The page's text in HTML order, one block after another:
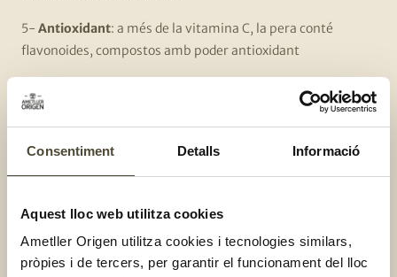
Consentiment Detalls Informació
Aquest lloc web utilitza cookies
Ametller Origen utilitza cookies i tecnologies similars,
pròpies i de tercers, per garantir el funcionament del lloc
5- Antioxidant: a més de la vitamina C, la pera conté
flavonoides, compostos amb poder antioxidant
Principals varietats de pera
Com t’hem avançat, podem trobar peres durant tot l’any,
especialment, la pera comuna, també coneguda com
èpoques de l’any. Som-hi!
Pera de Sant Joan:
és molt petitona i de carn dura i la